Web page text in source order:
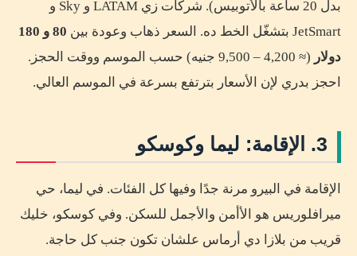
بدل 20 ساعة بالأتوبيس). شركات زي LATAM و Sky و
JetSmart بتشغّل الخط ده. السعر ذهاب وعودة بين
80 و 180
دولار
(≈ 4,200 – 9,500 جنيه) حسب الموسم ووقت الحجز.
احجز بدري لإن الأسعار بترتفع بسرعة في الموسم العالي.
3. الإقامة: ليما وكوسكو
الإقامة في البيرو مرنة جدًا وفيها كل الفئات. في ليما، حي
ميرافلوريس هو الأأمن والأجمل للسكن. وفي كوسكو، خليك
قريب من بلازا دي أرماس علشان تكون جنب كل حاجة.